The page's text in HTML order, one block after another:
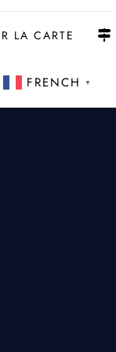
LA CARTE
FRENCH ▼